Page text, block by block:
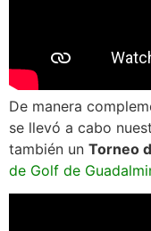
De manera
se llevó a cabo
también un Torneo
de Golf de